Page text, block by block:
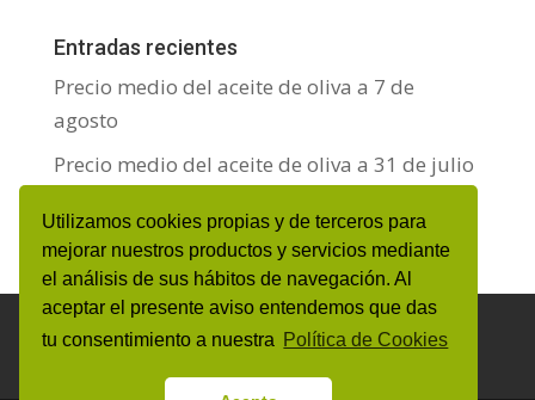
Utilizamos cookies propias y de terceros para
mejorar nuestros productos y servicios mediante
el análisis de sus hábitos de navegación. Al
aceptar el presente aviso entendemos que das
tu consentimiento a nuestra Política de Cookies
Entradas recientes
Precio medio del aceite de oliva a 7 de
agosto
Precio medio del aceite de oliva a 31 de julio
Precio medio del aceite de oliva a 24 de julio
Aviso Legal y Protección de datos personales